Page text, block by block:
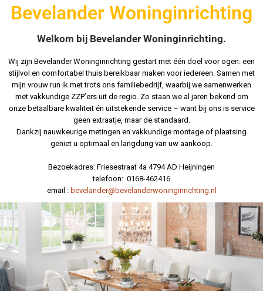
Bevelander Woninginrichting
Welkom bij Bevelander Woninginrichting.
Wij zijn Bevelander Woninginrichting gestart met één doel voor ogen: een
stijlvol en comfortabel thuis bereikbaar maken voor iedereen. Samen met
mijn vrouw run ik met trots ons familiebedrijf, waarbij we samenwerken
met vakkundige ZZP’ers uit de regio. Zo staan we al jaren bekend om
onze betaalbare kwaliteit én uitstekende service – want bij ons is service
geen extraatje, maar de standaard.
Dankzij nauwkeurige metingen en vakkundige montage of plaatsing
geniet u optimaal en langdurig van uw aankoop.
Bezoekadres: Friesestraat 4a 4794 AD Heijningen
telefoon: 0168-462416
email : bevelander@bevelanderwoninginrichting.nl